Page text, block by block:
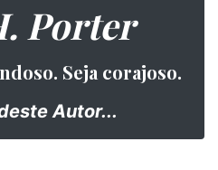
Porter
Seja corajoso.
Autor...